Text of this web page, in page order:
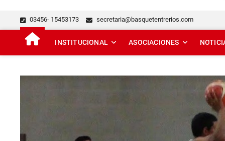
FEDERACIÓN DE
03456- 15453173 secretaria@basquetentrerios.com
INSTITUCIONAL ASOCIACIONES